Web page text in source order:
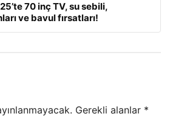
70 inç TV, su sebili,
ve bavul fırsatları!
Gerekli alanlar *